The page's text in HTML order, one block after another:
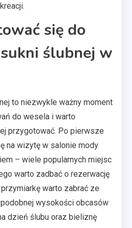
się do
ślubnej w
to niezwykle ważny moment
do wesela i warto
przygotować. Po pierwsze
na wizytę w salonie mody
– wiele popularnych miejsc
warto zadbać o rezerwację
warto zabrać ze
wysokości obcasów
dzień ślubu oraz bieliznę